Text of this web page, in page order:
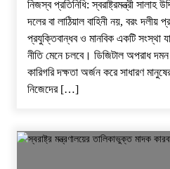
নিজস্ব প্রতিনিধি: স্বরাষ্ট্রমন্ত্রী
দলের বা লাঠিয়াল বাহিনী নয়, বরং
প্রযুক্তিবান্ধব ও মানবিক একটি সংস্থা যা
নীতি মেনে চলবে। ডিজিটাল অপরাধ
কারিগরি দক্ষতা অর্জন করে সাধারণ
নিজেদের […]